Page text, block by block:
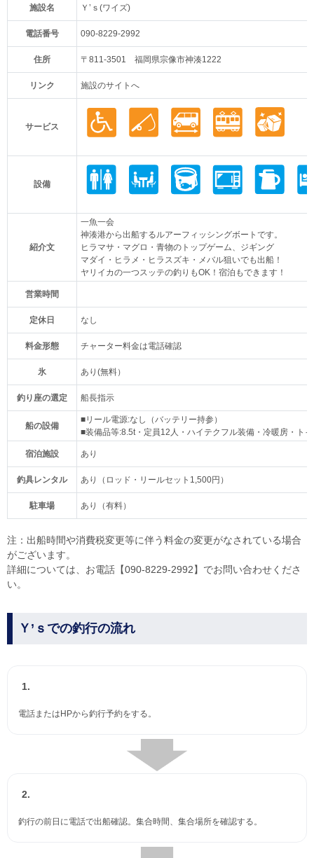
施設名 Ｙ’ｓ(ワイズ)
電話番号 090-8229-2992
住所 〒811-3501 福岡県宗像市神湊1222
リンク 施設のサイトへ
サービス
設備
紹介文
一魚一会
神湊港から出船するルアーフィッシングボートです。
ヒラマサ・マグロ・青物のトップゲーム、ジギング
マダイ・ヒラメ・ヒラスズキ・メバル狙いでも出船！
ヤリイカの一つスッテの釣りもOK！宿泊もできます！
営業時間
定休日 なし
料金形態 チャーター料金は電話確認
氷 あり(無料）
釣り座の選定 船長指示
船の設備
■リール電源:なし（バッテリー持参）
■装備品等:8.5t・定員12人・ハイテクフル装備・冷暖房・ト
宿泊施設 あり
釣具レンタル あり（ロッド・リールセット1,500円）
駐車場 あり（有料）
注：出船時間や消費税変更等に伴う料金の変更がなされている場合
がございます。
詳細については、お電話【090-8229-2992】でお問い合わせくださ
い。
Ｙ’ｓでの釣行の流れ
1.
電話またはHPから釣行予約をする。
2.
釣行の前日に電話で出船確認。集合時間、集合場所を確認する。